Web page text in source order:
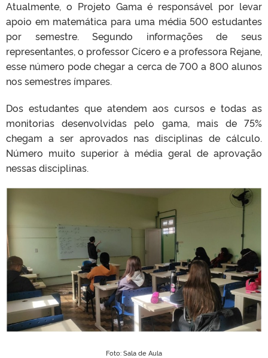
Atualmente, o Projeto Gama é responsável por levar
apoio em matemática para uma média 500 estudantes
por semestre. Segundo informações de seus
representantes, o professor Cícero e a professora Rejane,
esse número pode chegar a cerca de 700 a 800 alunos
nos semestres ímpares.
Dos estudantes que atendem aos cursos e todas as
monitorias desenvolvidas pelo gama, mais de 75%
chegam a ser aprovados nas disciplinas de cálculo.
Número muito superior à média geral de aprovação
nessas disciplinas.
Foto: Sala de Aula